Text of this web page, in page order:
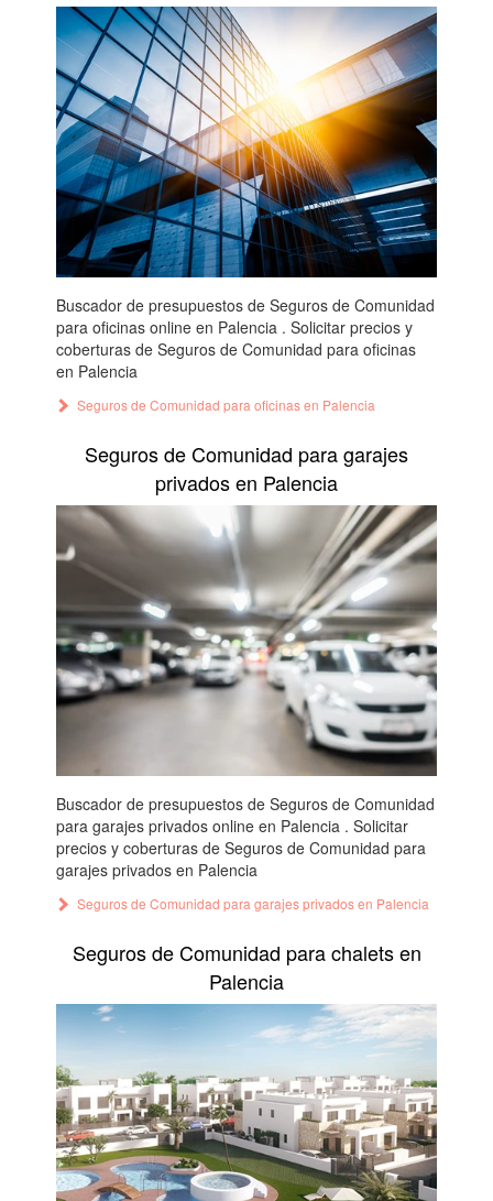
Buscador de presupuestos de Seguros de Comunidad
para oficinas online en Palencia . Solicitar precios y
coberturas de Seguros de Comunidad para oficinas
en Palencia
Seguros de Comunidad para oficinas en Palencia
Seguros de Comunidad para garajes
privados en Palencia
Buscador de presupuestos de Seguros de Comunidad
para garajes privados online en Palencia . Solicitar
precios y coberturas de Seguros de Comunidad para
garajes privados en Palencia
Seguros de Comunidad para garajes privados en Palencia
Seguros de Comunidad para chalets en
Palencia